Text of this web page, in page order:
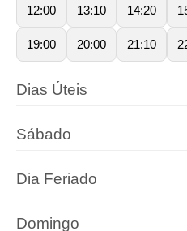
12:00 13:10 14:20
19:00 20:00 21:10
Dias Úteis
Sábado
Dia Feriado
Domingo